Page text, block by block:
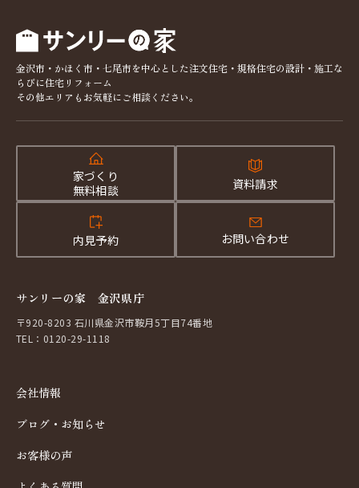
金沢市・かほく市・七尾市を中心とした注文住宅・規格住宅の設計・施工な
らびに住宅リフォーム
その他エリアもお気軽にご相談ください。
家づくり
無料相談
資料請求
内見予約 お問い合わせ
サンリーの家 金沢県庁
〒920-8203 石川県金沢市鞍月5丁目74番地
TEL：0120-29-1118
会社情報
ブログ・お知らせ
お客様の声